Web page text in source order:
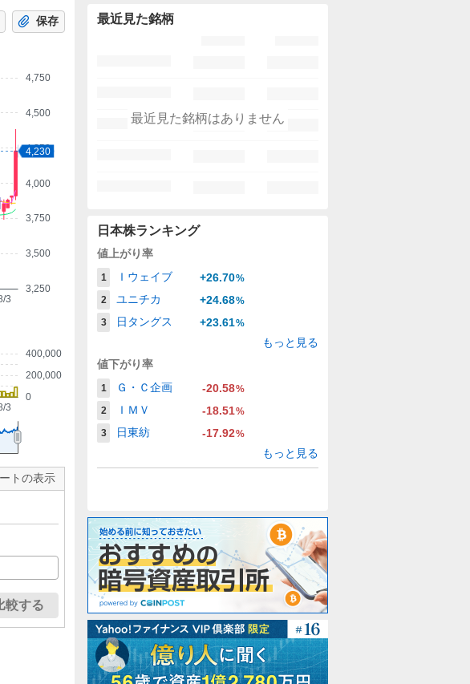
保存
3,250
3,500
3,750
4,000
4,250
4,500
4,750
3
4,230
0
200,000
400,000
3
トの表示
較する
最近見た銘柄
最近見た銘柄はありません
日本株ランキング
値上がり率
1 Ｉウェイブ +26.70%
2
ユニチカ +24.68%
3
日タングス +23.61%
もっと見る
値下がり率
1 Ｇ・Ｃ企画 -20.58%
2
ＩＭＶ -18.51%
3
日東紡 -17.92%
もっと見る